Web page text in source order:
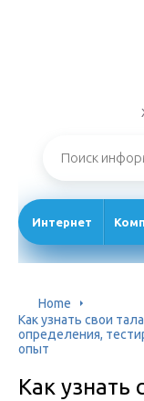
Интернет
Home
Как узнать свои
определения,
опыт
Как узнать